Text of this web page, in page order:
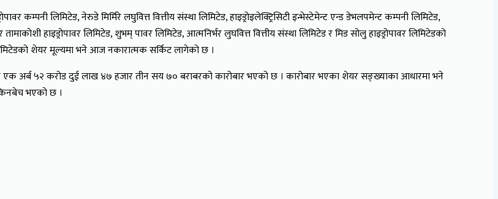
लिमिटेड, नेरुडे मिर्मिरे लघुवित्त वित्तीय संस्था लिमिटेड, हाइड्रोइलेक्ट्रिसिटी इन्भेस्टेमेन्ट एन्ड डेभलपमेन्ट कम्पनी लिमिटेड,
हाइड्रोपावर लिमिटेड, शुभम् पावर लिमिटेड, आत्मनिर्भर लुघवित्त वित्तीय संस्था लिमिटेड र मिड सोलु हाइड्रोपावर लिमिटेडको
शेयर मूल्यमा भने आज नकारात्मक सर्किट लागेको छ ।
अर्ब ५२ करोड दुई लाख ४७ हजार तीन सय ७० बराबरको कारोबार भएको छ । कारोबार भएका शेयर सङ्ख्याका आधारमा भने
भएको छ ।